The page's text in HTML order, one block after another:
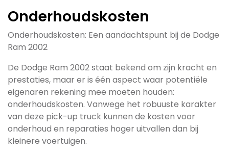
Onderhoudskosten
Onderhoudskosten: Een aandachtspunt bij de Dodge
Ram 2002
De Dodge Ram 2002 staat bekend om zijn kracht en
prestaties, maar er is één aspect waar potentiële
eigenaren rekening mee moeten houden:
onderhoudskosten. Vanwege het robuuste karakter
van deze pick-up truck kunnen de kosten voor
onderhoud en reparaties hoger uitvallen dan bij
kleinere voertuigen.